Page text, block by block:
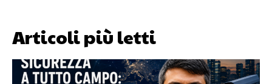
Articoli più letti